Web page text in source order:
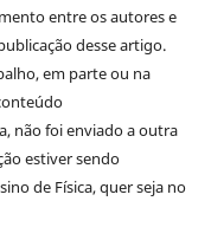
entre os autores e
desse artigo.
em parte ou na
não foi enviado a outra
estiver sendo
de Física, quer seja no